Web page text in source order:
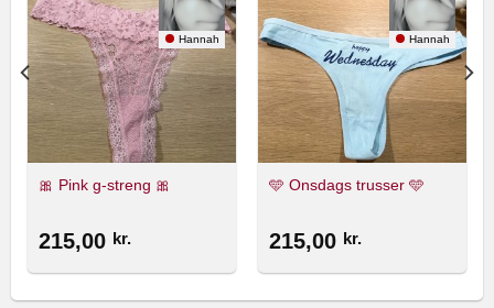
Hannah
🎀 Pink g-streng 🎀
215,00 kr.
Hannah
🩵 Onsdags trusser 🩵
215,00 kr.